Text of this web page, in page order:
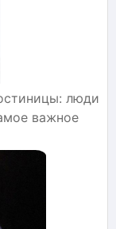
люди
важное